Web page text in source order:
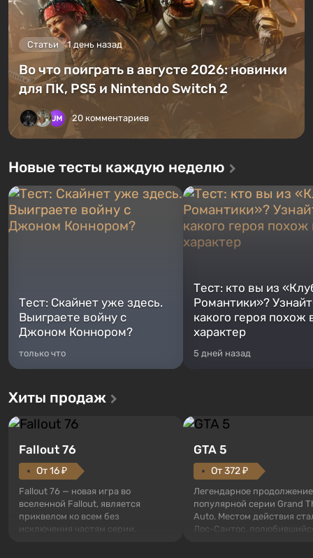
Статьи 1 день назад
Во что поиграть в августе 2026: новинки
для ПК, PS5 и Nintendo Switch 2
20 комментариев
Новые тесты каждую неделю
Тест: Скайнет уже здесь.
Выиграете войну с
Джоном Коннором?
только что
Тест: кто вы из
Романтики»?
какого героя похож
характер
5 дней назад
Хиты продаж
Fallout 76
От 16 ₽
Fallout 76 — новая игра во
вселенной Fallout, является
приквелом ко всем без
исключения частям серии.
GTA 5
От 372 ₽
Легендарное продолжение
популярной серии Grand
Auto. Местом действия
Лос-Сантос,